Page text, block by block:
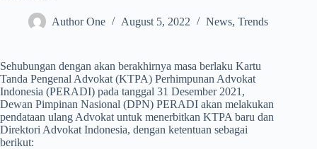
Author One August 5, 2022 News, Trends
Sehubungan dengan akan berakhirnya masa berlaku Kartu
Tanda Pengenal Advokat (KTPA) Perhimpunan Advokat
Indonesia (PERADI) pada tanggal 31 Desember 2021,
Dewan Pimpinan Nasional (DPN) PERADI akan melakukan
pendataan ulang Advokat untuk menerbitkan KTPA baru dan
Direktori Advokat Indonesia, dengan ketentuan sebagai
berikut: